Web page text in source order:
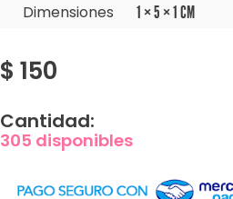
Dimensiones 1 × 5 × 1 CM
$ 150
Cantidad:
305 disponibles